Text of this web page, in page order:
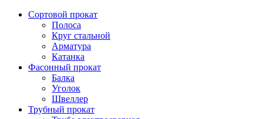
Сортовой прокат
Полоса
Круг стальной
Арматура
Катанка
Фасонный прокат
Балка
Уголок
Швеллер
Трубный прокат